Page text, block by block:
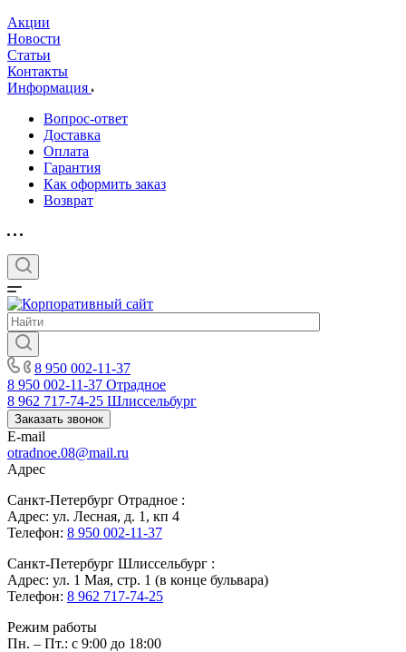
Акции
Новости
Статьи
Контакты
Информация
Вопрос-ответ
Доставка
Оплата
Гарантия
Как оформить заказ
Возврат
8 950 002-11-37
8 950 002-11-37 Отрадное
8 962 717-74-25 Шлиссельбург
Заказать звонок
E-mail
otradnoe.08@mail.ru
Адрес
Санкт-Петербург Отрадное :
Адрес: ул. Лесная, д. 1, кп 4
Телефон: 8 950 002-11-37
Санкт-Петербург Шлиссельбург :
Адрес: ул. 1 Мая, стр. 1 (в конце бульвара)
Телефон: 8 962 717-74-25
Режим работы
Пн. – Пт.: с 9:00 до 18:00